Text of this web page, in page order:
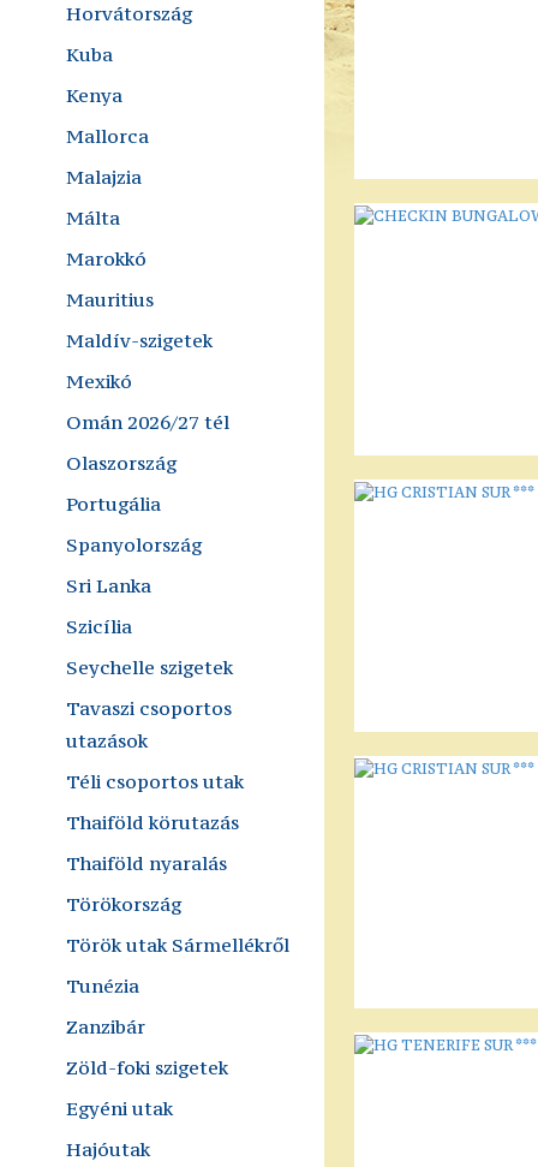
Horvátország
Kuba
Kenya
Mallorca
Malajzia
Málta
Marokkó
Mauritius
Maldív-szigetek
Mexikó
Omán 2026/27 tél
Olaszország
Portugália
Spanyolország
Sri Lanka
Szicília
Seychelle szigetek
Tavaszi csoportos
utazások
Téli csoportos utak
Thaiföld körutazás
Thaiföld nyaralás
Törökország
Török utak Sármellékről
Tunézia
Zanzibár
Zöld-foki szigetek
Egyéni utak
Hajóutak